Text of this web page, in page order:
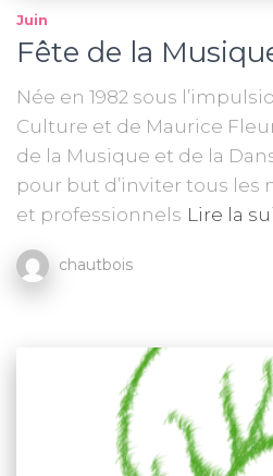
Juin
Fête de la
Née en 1982 sous
Culture et de Maurice
de la Musique et de la
pour but d’inviter tous les
et professionnels Lire la
chautbois